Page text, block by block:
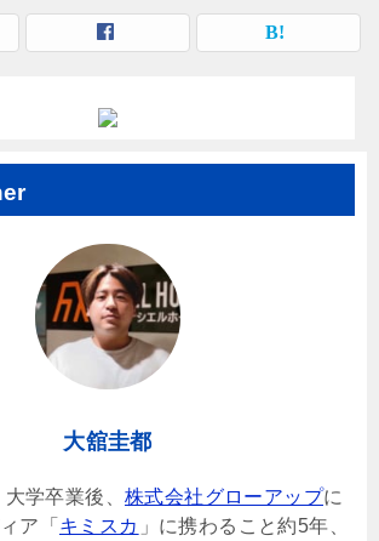
大舘圭都
学卒業後、 株式会社グローアップに
ア「 キミスカ 」に携わること約5年、